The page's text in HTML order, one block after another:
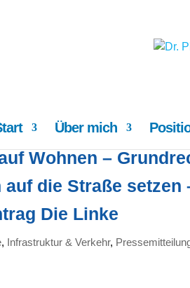
Über mich
Wohnen –
auf die Straße
Die Linke
, Infrastruktur & Verkehr,